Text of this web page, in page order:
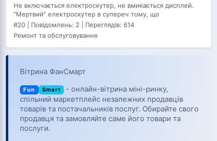
Не включається електроскутер, не вмикається дисплей.
"Мертвий" електроскутер в супереч тому, що
#20 | Повідомлень: 2 | Переглядів: 614
Ремонт та обслуговування
Вітрина ФанСмарт
Fun Smart
- онлайн-вітрина міні-ринку,
спільний маркетплейс незалежних продавців
товарів та постачальників послуг. Обирайте свого
продавця та замовляйте саме його товари та
послуги.